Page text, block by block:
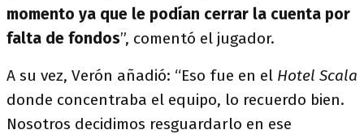
momento ya que le podían cerrar la cuenta por
falta de fondos”, comentó el jugador.
A su vez, Verón añadió: “Eso fue en el Hotel Scala
donde concentraba el equipo, lo recuerdo bien.
Nosotros decidimos resguardarlo en ese